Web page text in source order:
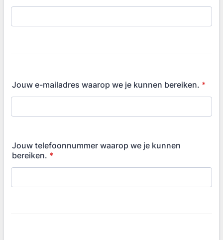
Jouw e-mailadres waarop we je kunnen bereiken. *
Jouw telefoonnummer waarop we je kunnen
bereiken. *